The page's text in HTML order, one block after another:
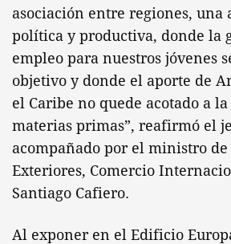
asociación entre regiones, una
política y productiva, donde la
empleo para nuestros jóvenes
objetivo y donde el aporte de
el Caribe no quede acotado a
materias primas”, reafirmó el
acompañado por el ministro de
Exteriores, Comercio
Santiago Cafiero.
Al exponer en el Edificio